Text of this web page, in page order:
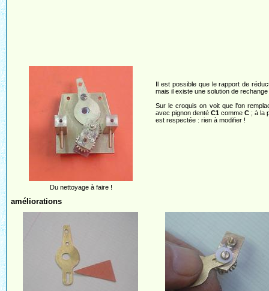
Du nettoyage à faire !
Il est possible que le rapport de
mais il existe une solution de
Sur le croquis on voit que l'on
avec pignon denté C1 comme C ; à la
est respectée : rien à modifier !
améliorations